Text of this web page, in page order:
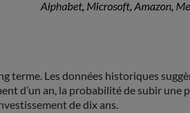
terme. Les données historiques
d’un an, la probabilité de subir
de dix ans.